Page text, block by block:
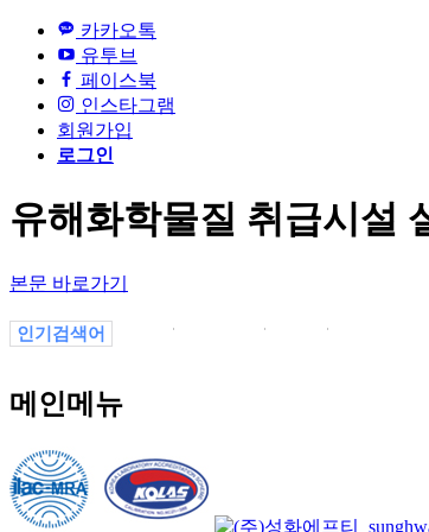
카카오톡
유투브
페이스북
인스타그램
회원가입
로그인
유해화학물질 취급시설
본문 바로가기
인기검색어
메인메뉴